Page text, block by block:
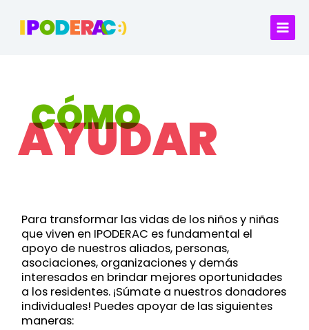
CÓMO
AYUDAR
Para transformar las vidas de los niños y niñas
que viven en IPODERAC es fundamental el
apoyo de nuestros aliados, personas,
asociaciones, organizaciones y demás
interesados en brindar mejores oportunidades
a los residentes. ¡Súmate a nuestros donadores
individuales! Puedes apoyar de las siguientes
maneras: